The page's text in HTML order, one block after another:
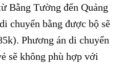
Bằng Tường đến Quảng
chuyển bằng được bộ sẽ
Phương án di chuyển
sẽ không phù hợp với